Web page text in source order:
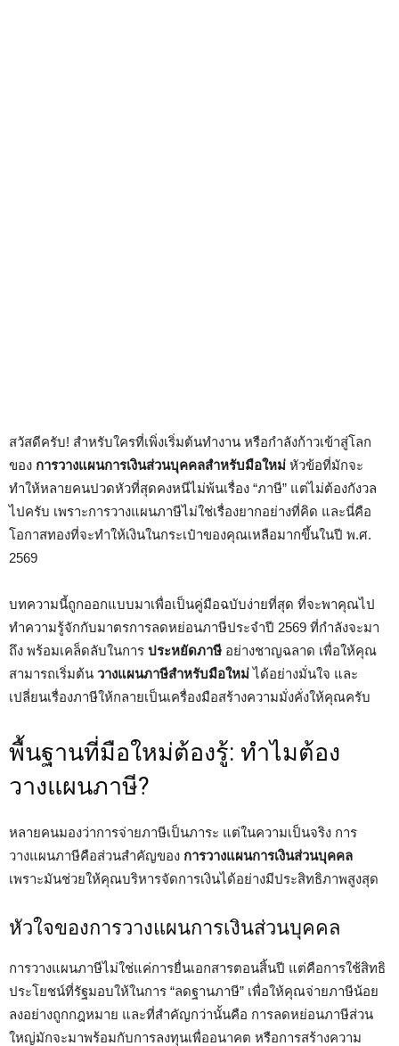
สวัสดีครับ! สำหรับใครที่เพิ่งเริ่มต้นทำงาน หรือกำลังก้าวเข้าสู่โลก
ของ การวางแผนการเงินส่วนบุคคลสำหรับมือใหม่ หัวข้อที่มักจะ
ทำให้หลายคนปวดหัวที่สุดคงหนีไม่พ้นเรื่อง “ภาษี” แต่ไม่ต้องกังวล
ไปครับ เพราะการวางแผนภาษีไม่ใช่เรื่องยากอย่างที่คิด และนี่คือ
โอกาสทองที่จะทำให้เงินในกระเป๋าของคุณเหลือมากขึ้นในปี พ.ศ.
2569
บทความนี้ถูกออกแบบมาเพื่อเป็นคู่มือฉบับง่ายที่สุด ที่จะพาคุณไป
ทำความรู้จักกับมาตรการลดหย่อนภาษีประจำปี 2569 ที่กำลังจะมา
ถึง พร้อมเคล็ดลับในการ ประหยัดภาษี อย่างชาญฉลาด เพื่อให้คุณ
สามารถเริ่มต้น วางแผนภาษีสำหรับมือใหม่ได้อย่างมั่นใจ และ
เปลี่ยนเรื่องภาษีให้กลายเป็นเครื่องมือสร้างความมั่งคั่งให้คุณครับ
พื้นฐานที่มือใหม่ต้องรู้: ทำไมต้อง
วางแผนภาษี?
หลายคนมองว่าการจ่ายภาษีเป็นภาระ แต่ในความเป็นจริง การ
วางแผนภาษีคือส่วนสำคัญของ การวางแผนการเงินส่วนบุคคล
เพราะมันช่วยให้คุณบริหารจัดการเงินได้อย่างมีประสิทธิภาพสูงสุด
หัวใจของการวางแผนการเงินส่วนบุคคล
การวางแผนภาษีไม่ใช่แค่การยื่นเอกสารตอนสิ้นปี แต่คือการใช้สิทธิ
ประโยชน์ที่รัฐมอบให้ในการ “ลดฐานภาษี” เพื่อให้คุณจ่ายภาษีน้อย
ลงอย่างถูกกฎหมาย และที่สำคัญกว่านั้นคือ การลดหย่อนภาษีส่วน
ใหญ่มักจะมาพร้อมกับการลงทุนเพื่ออนาคต หรือการสร้างความ